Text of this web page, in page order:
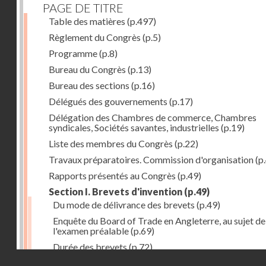
PAGE DE TITRE
Table des matières (p.497)
Règlement du Congrès (p.5)
Programme(p.8)
Bureau du Congrès (p.13)
Bureau des sections (p.16)
Délégués des gouvernements (p.17)
Délégation des Chambres de commerce, Chambres
syndicales, Sociétés savantes, industrielles (p.19)
Liste des membres du Congrès (p.22)
Travaux préparatoires. Commission d'organisation
Rapports présentés au Congrès (p.49)
Section I. Brevets d'invention (p.49)
Du mode de délivrance des brevets (p.49)
Enquête du Board of Trade en Angleterre, au sujet de
l'examen préalable(p.69)
Durée des brevets (p.72)